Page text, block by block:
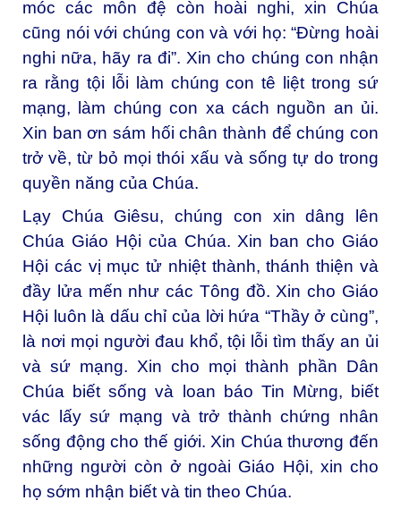
móc các môn đệ còn hoài nghi, xin Chúa
cũng nói với chúng con và với họ: “Đừng hoài
nghi nữa, hãy ra đi”. Xin cho chúng con nhận
ra rằng tội lỗi làm chúng con tê liệt trong sứ
mạng, làm chúng con xa cách nguồn an ủi.
Xin ban ơn sám hối chân thành để chúng con
trở về, từ bỏ mọi thói xấu và sống tự do trong
quyền năng của Chúa.
Lạy Chúa Giêsu, chúng con xin dâng lên
Chúa Giáo Hội của Chúa. Xin ban cho Giáo
Hội các vị mục tử nhiệt thành, thánh thiện và
đầy lửa mến như các Tông đồ. Xin cho Giáo
Hội luôn là dấu chỉ của lời hứa “Thầy ở cùng”,
là nơi mọi người đau khổ, tội lỗi tìm thấy an ủi
và sứ mạng. Xin cho mọi thành phần Dân
Chúa biết sống và loan báo Tin Mừng, biết
vác lấy sứ mạng và trở thành chứng nhân
sống động cho thế giới. Xin Chúa thương đến
những người còn ở ngoài Giáo Hội, xin cho
họ sớm nhận biết và tin theo Chúa.